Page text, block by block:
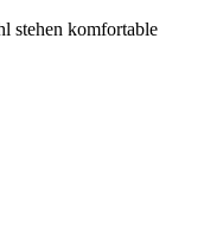
stehen komfortable